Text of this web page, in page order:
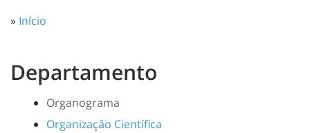
» Início
Departamento
Organograma
Organização Científica